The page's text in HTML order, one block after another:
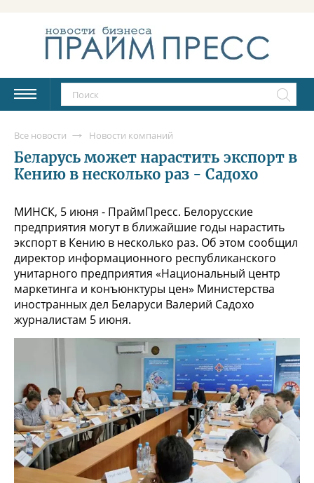
Все новости Новости компаний
Беларусь может нарастить экспорт в
Кению в несколько раз - Садохо
МИНСК, 5 июня - ПраймПресс. Белорусские
предприятия могут в ближайшие годы нарастить
экспорт в Кению в несколько раз. Об этом сообщил
директор информационного республиканского
унитарного предприятия «Национальный центр
маркетинга и конъюнктуры цен» Министерства
иностранных дел Беларуси Валерий Садохо
журналистам 5 июня.